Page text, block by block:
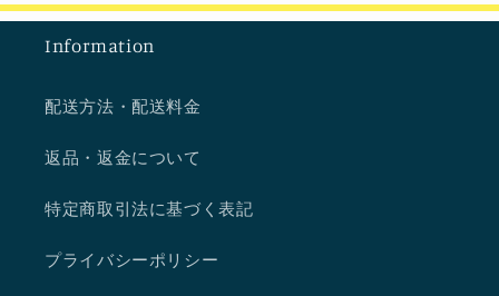
Information
配送方法・配送料金
返品・返金について
特定商取引法に基づく表記
プライバシーポリシー